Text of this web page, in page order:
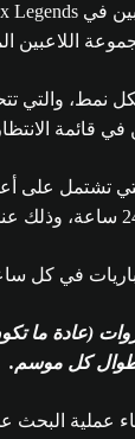
اللاعبين
والتي
قائمة
تشتمل على
طوال كل موسم.